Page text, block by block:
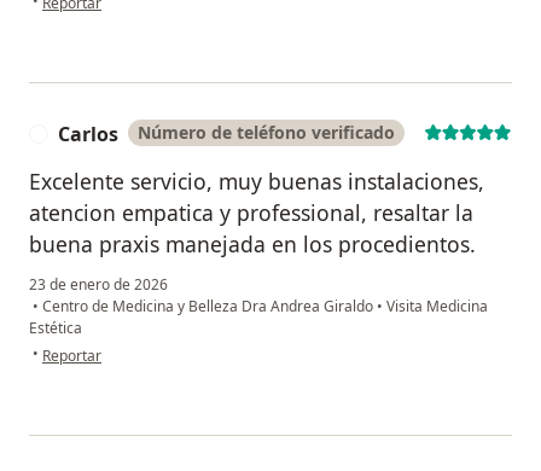
Carlos Número de teléfono verificado
Excelente servicio, muy buenas instalaciones,
atencion empatica y professional, resaltar la
buena praxis manejada en los procedientos.
23 de enero de 2026
• Centro de Medicina y Belleza Dra Andrea Giraldo • Visita Medicina
Estética
• en opinión del usuario Carlos
Reportar